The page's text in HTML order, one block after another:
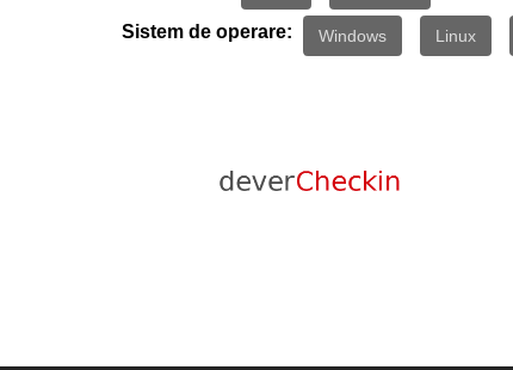
Sistem de operare: Windows Linux